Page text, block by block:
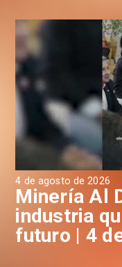
4 de agosto de 2026
Minería Al
industria
futuro | 4